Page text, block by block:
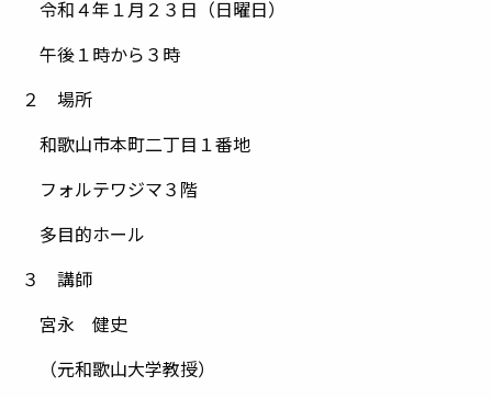
令和４年１月２３日（日曜日）
午後１時から３時
２ 場所
和歌山市本町二丁目１番地
フォルテワジマ３階
多目的ホール
３ 講師
宮永 健史
（元和歌山大学教授）